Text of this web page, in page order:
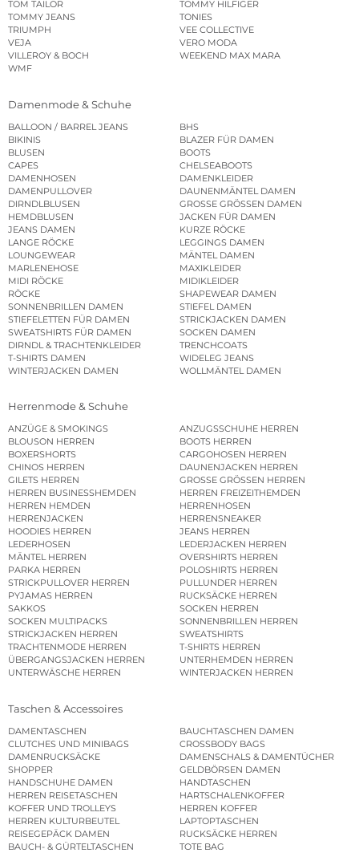
TOM TAILOR
TOMMY HILFIGER
TOMMY JEANS
TONIES
TRIUMPH
VEE COLLECTIVE
VEJA
VERO MODA
VILLEROY & BOCH
WEEKEND MAX MARA
WMF
Damenmode & Schuhe
BALLOON / BARREL JEANS
BHS
BIKINIS
BLAZER FÜR DAMEN
BLUSEN
BOOTS
CAPES
CHELSEABOOTS
DAMENHOSEN
DAMENKLEIDER
DAMENPULLOVER
DAUNENMÄNTEL DAMEN
DIRNDLBLUSEN
GROSSE GRÖSSEN DAMEN
HEMDBLUSEN
JACKEN FÜR DAMEN
JEANS DAMEN
KURZE RÖCKE
LANGE RÖCKE
LEGGINGS DAMEN
LOUNGEWEAR
MÄNTEL DAMEN
MARLENEHOSE
MAXIKLEIDER
MIDI RÖCKE
MIDIKLEIDER
RÖCKE
SHAPEWEAR DAMEN
SONNENBRILLEN DAMEN
STIEFEL DAMEN
STIEFELETTEN FÜR DAMEN
STRICKJACKEN DAMEN
SWEATSHIRTS FÜR DAMEN
SOCKEN DAMEN
DIRNDL & TRACHTENKLEIDER
TRENCHCOATS
T-SHIRTS DAMEN
WIDELEG JEANS
WINTERJACKEN DAMEN
WOLLMÄNTEL DAMEN
Herrenmode & Schuhe
ANZÜGE & SMOKINGS
ANZUGSSCHUHE HERREN
BLOUSON HERREN
BOOTS HERREN
BOXERSHORTS
CARGOHOSEN HERREN
CHINOS HERREN
DAUNENJACKEN HERREN
GILETS HERREN
GROSSE GRÖSSEN HERREN
HERREN BUSINESSHEMDEN
HERREN FREIZEITHEMDEN
HERREN HEMDEN
HERRENHOSEN
HERRENJACKEN
HERRENSNEAKER
HOODIES HERREN
JEANS HERREN
LEDERHOSEN
LEDERJACKEN HERREN
MÄNTEL HERREN
OVERSHIRTS HERREN
PARKA HERREN
POLOSHIRTS HERREN
STRICKPULLOVER HERREN
PULLUNDER HERREN
PYJAMAS HERREN
RUCKSÄCKE HERREN
SAKKOS
SOCKEN HERREN
SOCKEN MULTIPACKS
SONNENBRILLEN HERREN
STRICKJACKEN HERREN
SWEATSHIRTS
TRACHTENMODE HERREN
T-SHIRTS HERREN
ÜBERGANGSJACKEN HERREN
UNTERHEMDEN HERREN
UNTERWÄSCHE HERREN
WINTERJACKEN HERREN
Taschen & Accessoires
DAMENTASCHEN
BAUCHTASCHEN DAMEN
CLUTCHES UND MINIBAGS
CROSSBODY BAGS
DAMENRUCKSÄCKE
DAMENSCHALS & DAMENTÜCHER
SHOPPER
GELDBÖRSEN DAMEN
HANDSCHUHE DAMEN
HANDTASCHEN
HERREN REISETASCHEN
HARTSCHALENKOFFER
KOFFER UND TROLLEYS
HERREN KOFFER
HERREN KULTURBEUTEL
LAPTOPTASCHEN
REISEGEPÄCK DAMEN
RUCKSÄCKE HERREN
BAUCH- & GÜRTELTASCHEN
TOTE BAG